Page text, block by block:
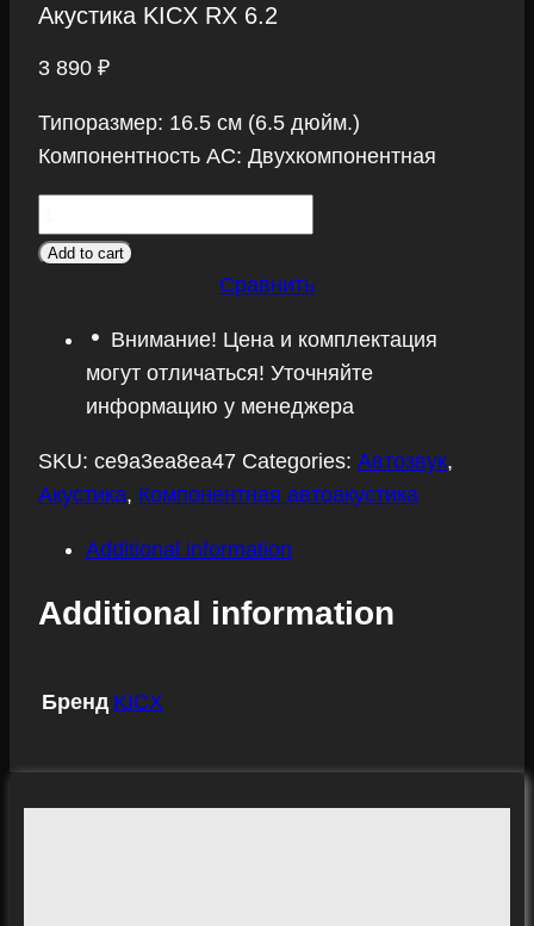
Акустика KICX RX 6.2
3 890 ₽
Типоразмер: 16.5 см (6.5 дюйм.)
Компонентность АС: Двухкомпонентная
KICX
quantity
Add to cart
Сравнить
Внимание! Цена и комплектация
могут отличаться! Уточняйте
информацию у менеджера
SKU: ce9a3ea8ea47 Categories: Автозвук,
Акустика, Компонентная автоакустика
Additional information
Additional information
Бренд KICX